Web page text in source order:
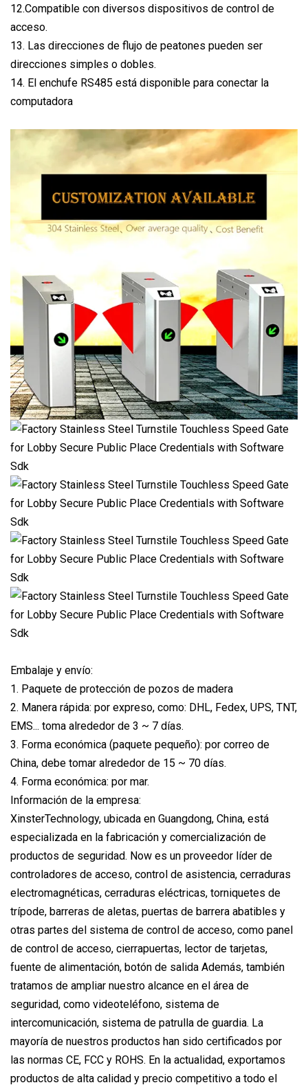
12.Compatible con diversos dispositivos de control de
acceso.
13. Las direcciones de flujo de peatones pueden ser
direcciones simples o dobles.
14. El enchufe RS485 está disponible para conectar la
computadora
Embalaje y envío:
1. Paquete de protección de pozos de madera
2. Manera rápida: por expreso, como: DHL, Fedex, UPS, TNT,
EMS... toma alrededor de 3 ~ 7 días.
3. Forma económica (paquete pequeño): por correo de
China, debe tomar alrededor de 15 ~ 70 días.
4. Forma económica: por mar.
Información de la empresa:
XinsterTechnology, ubicada en Guangdong, China, está
especializada en la fabricación y comercialización de
productos de seguridad. Now es un proveedor líder de
controladores de acceso, control de asistencia, cerraduras
electromagnéticas, cerraduras eléctricas, torniquetes de
trípode, barreras de aletas, puertas de barrera abatibles y
otras partes del sistema de control de acceso, como panel
de control de acceso, cierrapuertas, lector de tarjetas,
fuente de alimentación, botón de salida Además, también
tratamos de ampliar nuestro alcance en el área de
seguridad, como videoteléfono, sistema de
intercomunicación, sistema de patrulla de guardia. La
mayoría de nuestros productos han sido certificados por
las normas CE, FCC y ROHS. En la actualidad, exportamos
productos de alta calidad y precio competitivo a todo el